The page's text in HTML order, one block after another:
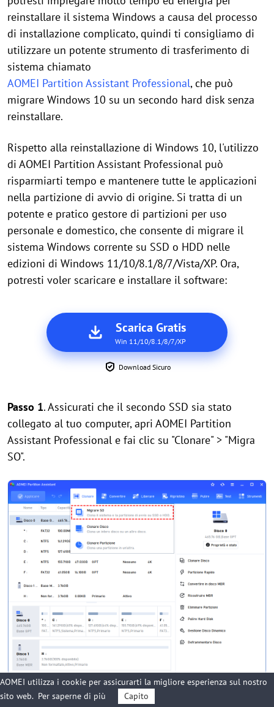
reinstallare il sistema Windows a causa del processo
di installazione complicato, quindi ti consigliamo di
utilizzare un potente strumento di trasferimento di
sistema chiamato
AOMEI Partition Assistant Professional, che può
migrare Windows 10 su un secondo hard disk senza
reinstallare.
Rispetto alla reinstallazione di Windows 10, l'utilizzo
di AOMEI Partition Assistant Professional può
risparmiarti tempo e mantenere tutte le applicazioni
nella partizione di avvio di origine. Si tratta di un
potente e pratico gestore di partizioni per uso
personale e domestico, che consente di migrare il
sistema Windows corrente su SSD o HDD nelle
edizioni di Windows 11/10/8.1/8/7/Vista/XP. Ora,
potresti voler scaricare e installare il software:
Scarica Gratis
Win 11/10/8.1/8/7/XP
Download Sicuro
Passo 1. Assicurati che il secondo SSD sia stato
collegato al tuo computer, apri AOMEI Partition
Assistant Professional e fai clic su "Clonare" > "Migra
SO".
Passo 2.Nella finestra "Seleziona spazio del disco",
AOMEI utilizza i cookie per assicurarti la migliore esperienza sul nostro
sito web. Per saperne di più Capito